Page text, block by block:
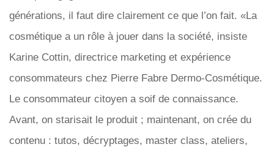
générations, il faut dire clairement ce que l’on fait. «La
cosmétique a un rôle à jouer dans la société, insiste
Karine Cottin, directrice marketing et expérience
consommateurs chez Pierre Fabre Dermo-Cosmétique.
Le consommateur citoyen a soif de connaissance.
Avant, on starisait le produit ; maintenant, on crée du
contenu : tutos, décryptages, master class, ateliers,